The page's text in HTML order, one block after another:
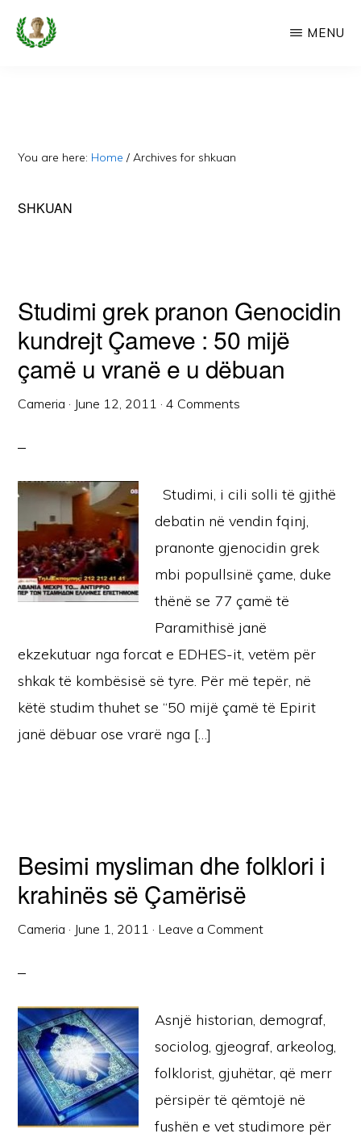
Skip
Faqe
Dedikuar
MENU
You are here: Home / Archives for shkuan
SHKUAN
Studimi grek pranon Genocidin
kundrejt Çameve : 50 mijë
çamë u vranë e u dëbuan
Cameria · June 12, 2011 ·4 Comments
Studimi, i cili solli të gjithë
debatin në vendin fqinj,
pranonte gjenocidin grek
mbi popullsinë çame, duke
thënë se 77 çamë të
Paramithisë janë
ekzekutuar nga forcat e EDHES-it, vetëm për
shkak të kombësisë së tyre. Për më tepër, në
këtë studim thuhet se “50 mijë çamë të Epirit
janë dëbuar ose vrarë nga […]
Besimi mysliman dhe folklori i
krahinës së Çamërisë
Cameria · June 1, 2011 · Leave a Comment
Asnjë historian, demograf,
sociolog, gjeograf, arkeolog,
folklorist, gjuhëtar, që merr
përsipër të qëmtojë në
fushën e vet studimore për